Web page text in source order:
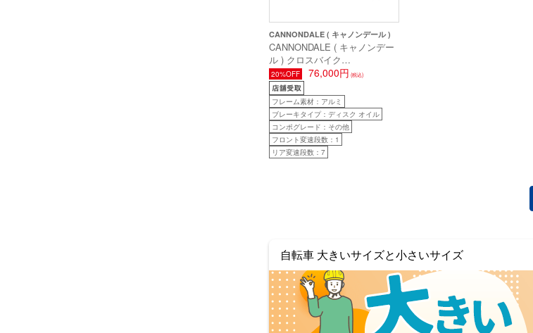
CANNONDALE ( キャノンデール )
CANNONDALE ( キャノンデー
ル ) クロスバイク
TREADWELL 3 ( トレッドウェ
ル3 ) ラリーレッド S (適用身長
目安160cm前後)
20%OFF 76,000円 (税込)
フレーム素材：アルミ
ブレーキタイプ：ディスク オイル
コンポグレード：その他
フロント変速段数：1
リア変速段数：7
自転車 大きいサイズと小さいサイズ